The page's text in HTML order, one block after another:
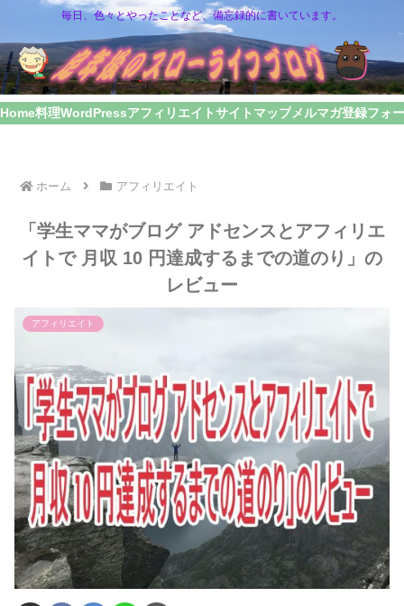
毎日、色々とやったことなど、備忘録的に書いています。
Home料理WordPressアフィリエイトサイトマップメルマガ登録フォ
ホーム アフィリエイト
「学生ママがブログ アドセンスとアフィリエ
イトで 月収 10 円達成するまでの道のり」の
レビュー
アフィリエイト